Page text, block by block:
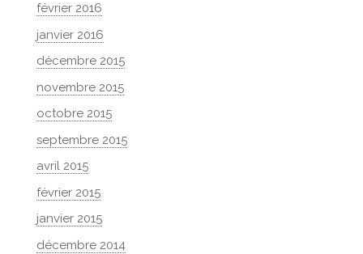
février 2016
janvier 2016
décembre 2015
novembre 2015
octobre 2015
septembre 2015
avril 2015
février 2015
janvier 2015
décembre 2014